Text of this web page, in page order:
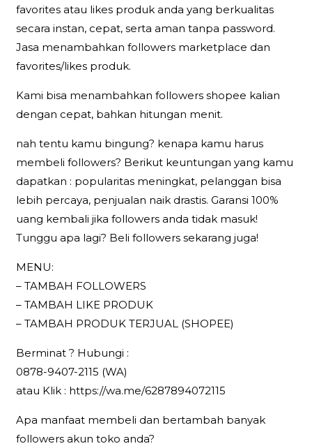
favorites atau likes produk anda yang berkualitas
secara instan, cepat, serta aman tanpa password.
Jasa menambahkan followers marketplace dan
favorites/likes produk.
Kami bisa menambahkan followers shopee kalian
dengan cepat, bahkan hitungan menit.
nah tentu kamu bingung? kenapa kamu harus
membeli followers? Berikut keuntungan yang kamu
dapatkan : popularitas meningkat, pelanggan bisa
lebih percaya, penjualan naik drastis. Garansi 100%
uang kembali jika followers anda tidak masuk!
Tunggu apa lagi? Beli followers sekarang juga!
MENU:
– TAMBAH FOLLOWERS
– TAMBAH LIKE PRODUK
– TAMBAH PRODUK TERJUAL (SHOPEE)
Berminat ? Hubungi :
0878-9407-2115 (WA)
atau Klik : https://wa.me/6287894072115
Apa manfaat membeli dan bertambah banyak
followers akun toko anda?